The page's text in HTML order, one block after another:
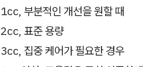
1cc, 부분적인 개선을 원할 때
2cc, 표준 용량
3cc, 집중 케어가 필요한 경우